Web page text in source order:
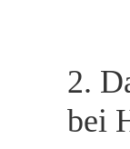
2.
bei